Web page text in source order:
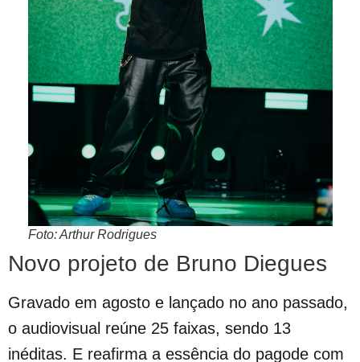
Foto: Arthur Rodrigues
Novo projeto de Bruno Diegues
Gravado em agosto e lançado no ano passado,
o audiovisual reúne 25 faixas, sendo 13
inéditas. E reafirma a essência do pagode com